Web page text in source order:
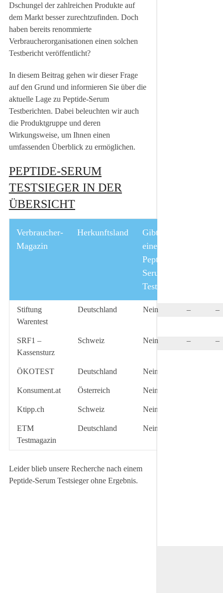
Dschungel der zahlreichen Produkte auf
dem Markt besser zurechtzufinden. Doch
haben bereits renommierte
Verbraucherorganisationen einen solchen
Testbericht veröffentlicht?
In diesem Beitrag gehen wir dieser Frage
auf den Grund und informieren Sie über die
aktuelle Lage zu Peptide-Serum
Testberichten. Dabei beleuchten wir auch
die Produktgruppe und deren
Wirkungsweise, um Ihnen einen
umfassenden Überblick zu ermöglichen.
PEPTIDE-SERUM
TESTSIEGER IN DER
ÜBERSICHT
Verbraucher-
Magazin
Herkunftsland
Gibt es
einen
Peptide-
Serum
Test?
Stiftung
Warentest
Deutschland Nein – –
SRF1 –
Kassensturz
Schweiz Nein – –
ÖKOTEST Deutschland Nein
Konsument.at Österreich Nein
Ktipp.ch Schweiz Nein
ETM
Testmagazin
Deutschland Nein
Leider blieb unsere Recherche nach einem
Peptide-Serum Testsieger ohne Ergebnis.